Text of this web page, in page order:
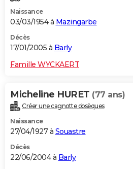
Naissance
03/03/1954 à Mazingarbe
Décès
17/01/2005 à Barly
Famille WYCKAERT
Micheline HURET (77 ans)
Créer une cagnotte obsèques
Naissance
27/04/1927 à Souastre
Décès
22/06/2004 à Barly